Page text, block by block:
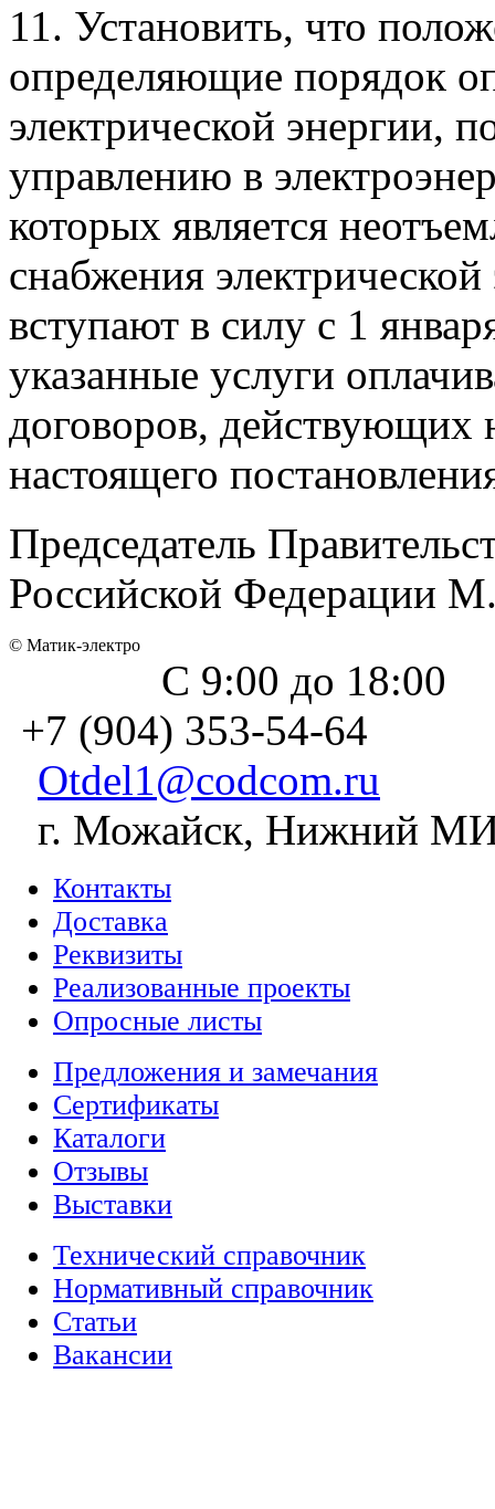
11. Установить, что
определяющие порядок
электрической энергии,
управлению в
которых является
снабжения
вступают в силу с 1
указанные услуги
договоров, действующих
настоящего
Председатель
Российской Федерации
© Матик-электро
С 9:00 до 18:00
+7 (904) 353-54-64
Otdel1@codcom.ru
г. Можайск, Нижний
Контакты
Доставка
Реквизиты
Реализованные проекты
Опросные листы
Предложения и замечания
Сертификаты
Каталоги
Отзывы
Выставки
Технический справочник
Нормативный справочник
Статьи
Вакансии